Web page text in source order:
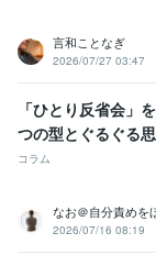
言和ことなぎ
2026/07/27 03:47
「ひとり反省会」
つの型とぐるぐる
コラム
なお＠自分責めを
2026/07/16 08:19